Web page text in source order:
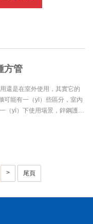
方管
還是在室外使用，其實它的
可能有一（yī）些區分，室內
（yī）下使用場景，鋅鋼護欄
> 尾頁